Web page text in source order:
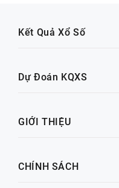
Kết Quả Xổ Số
Dự Đoán KQXS
GIỚI THIỆU
CHÍNH SÁCH